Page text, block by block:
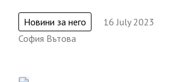
Новини за него
16 July 2023
София Вътова